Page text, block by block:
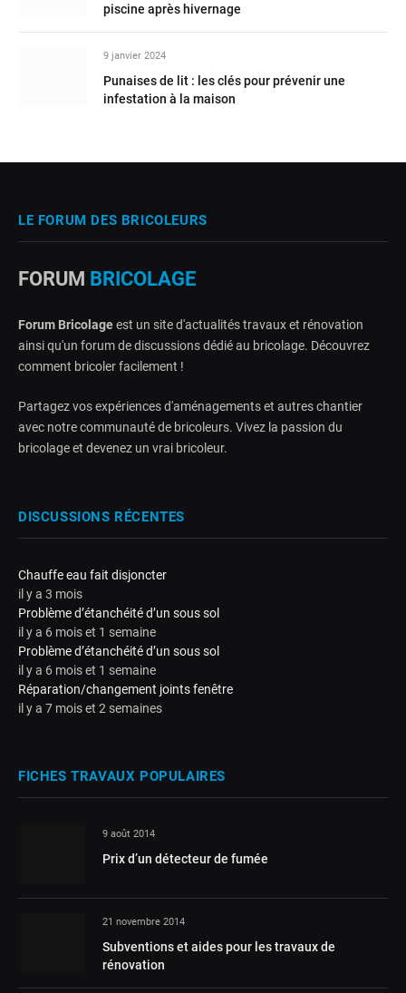
piscine après hivernage
9 janvier 2024
Punaises de lit : les clés pour prévenir une
infestation à la maison
LE FORUM DES BRICOLEURS
FORUM BRICOLAGE
Forum Bricolageest un site d'actualités travaux et rénovation
ainsi qu'un forum de discussions dédié au bricolage. Découvrez
comment bricoler facilement !
Partagez vos expériences d'aménagements et autres chantier
avec notre communauté de bricoleurs. Vivez la passion du
bricolage et devenez un vrai bricoleur.
DISCUSSIONS RÉCENTES
Chauffe eau fait disjoncter
il y a 3 mois
Problème d’étanchéité d’un sous sol
il y a 6 mois et 1 semaine
Problème d’étanchéité d’un sous sol
il y a 6 mois et 1 semaine
Réparation/changement joints fenêtre
il y a 7 mois et 2 semaines
FICHES TRAVAUX POPULAIRES
9 août 2014
Prix d’un détecteur de fumée
21 novembre 2014
Subventions et aides pour les travaux de
rénovation